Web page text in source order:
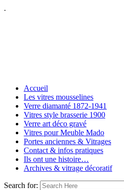
.
Accueil
Les vitres mousselines
Verre diamanté 1872-1941
Vitres style brasserie 1900
Verre art déco gravé
Vitres pour Meuble Mado
Portes anciennes & Vitrages
Contact & infos pratiques
Ils ont une histoire…
Archives & vitrage décoratif
Search for: